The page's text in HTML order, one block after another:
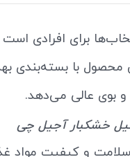
برای افرادی
با بسته‌بندی
بوی عالی می‌دهد.
خشکبار آجیل چی
و کیفیت مواد